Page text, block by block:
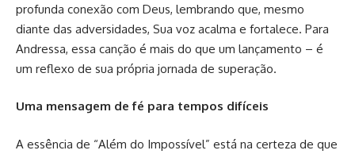
profunda conexão com Deus, lembrando que, mesmo
diante das adversidades, Sua voz acalma e fortalece. Para
Andressa, essa canção é mais do que um lançamento – é
um reflexo de sua própria jornada de superação.
Uma mensagem de fé para tempos difíceis
A essência de “Além do Impossível” está na certeza de que